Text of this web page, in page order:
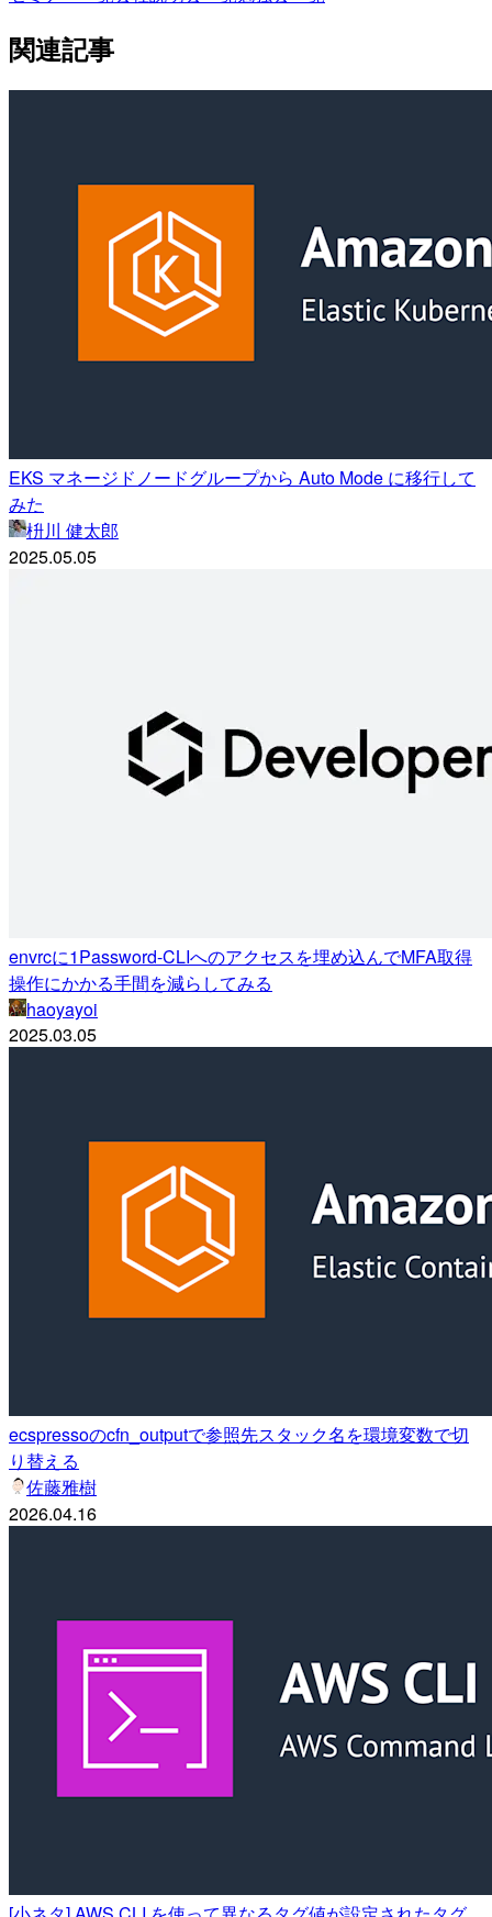
関連記事
EKS マネージドノードグループから Auto Mode に移行して
みた
枡川 健太郎
2025.05.05
envrcに1Password-CLIへのアクセスを埋め込んでMFA取得
操作にかかる手間を減らしてみる
haoyayoi
2025.03.05
ecspressoのcfn_outputで参照先スタック名を環境変数で切
り替える
佐藤雅樹
2026.04.16